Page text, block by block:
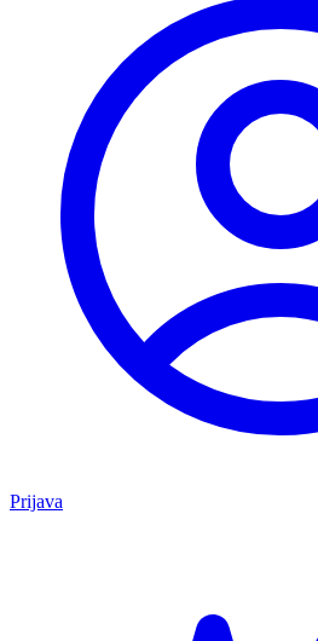
Prijava